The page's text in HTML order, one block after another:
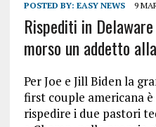
POSTED BY: EASY NEWS 9
Rispediti in
morso un addetto
Per Joe e Jill Biden la
first couple americana
rispedire i due pastori